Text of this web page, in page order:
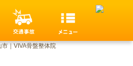
市｜VIVA骨盤整体院